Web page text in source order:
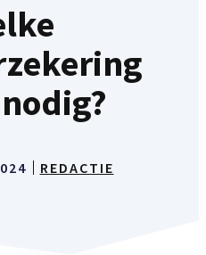
REDACTIE